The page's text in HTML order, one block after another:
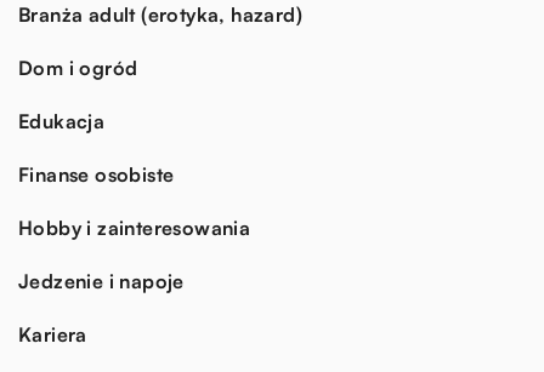
Branża adult (erotyka, hazard)
Dom i ogród
Edukacja
Finanse osobiste
Hobby i zainteresowania
Jedzenie i napoje
Kariera